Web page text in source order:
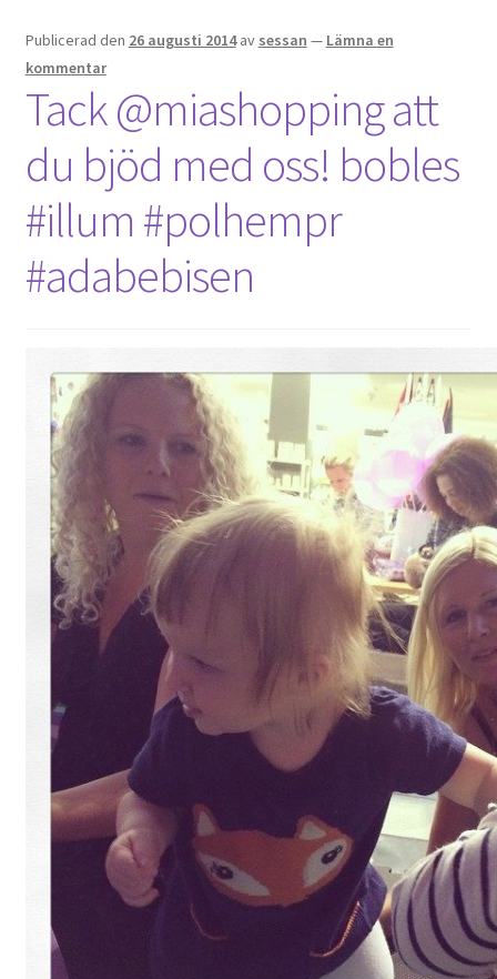
Publicerad den 26 augusti 2014 av sessan — Lämna en
kommentar
Tack @miashopping att
du bjöd med oss! bobles
#illum #polhempr
#adabebisen